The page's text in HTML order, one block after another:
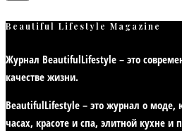
Beautiful Lifestyle Magazine
Журнал BeautifulLifestyle – это
качестве жизни.
BeautifulLifestyle – это журнал о
часах, красоте и спа, элитной кухне и